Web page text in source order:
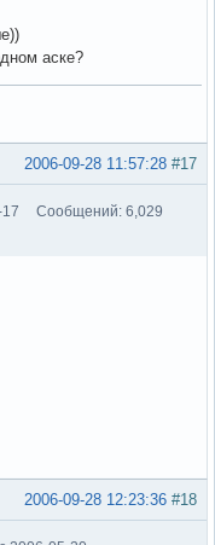
аске?
#17
2006-09-28 11:57:28
Сообщений: 6,029
#18
2006-09-28 12:23:36